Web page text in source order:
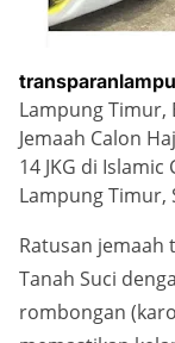
Lampung Timur,
Jemaah Calon
14 JKG di
Lampung Timur,
Ratusan jemaah
Tanah Suci
rombongan